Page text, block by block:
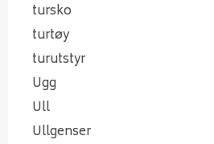
tursko
turtøy
turutstyr
Ugg
Ull
Ullgenser